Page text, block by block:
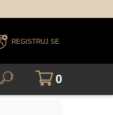
REGISTRUJ SE
0